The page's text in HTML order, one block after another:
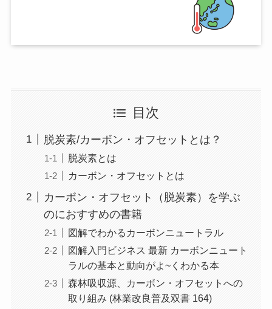
目次
脱炭素/カーボン・オフセットとは？
脱炭素とは
カーボン・オフセットとは
カーボン・オフセット（脱炭素）を学ぶ
のにおすすめの書籍
図解でわかるカーボンニュートラル
図解入門ビジネス 最新 カーボンニュート
ラルの基本と動向がよ~くわかる本
森林吸収源、カーボン・オフセットへの
取り組み (林業改良普及双書 164)